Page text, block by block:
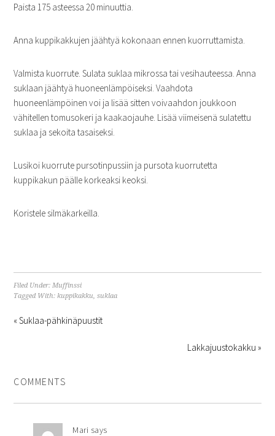
Paista 175 asteessa 20 minuuttia.
Anna kuppikakkujen jäähtyä kokonaan ennen kuorruttamista.
Valmista kuorrute. Sulata suklaa mikrossa tai vesihauteessa. Anna
suklaan jäähtyä huoneenlämpöiseksi. Vaahdota
huoneenlämpöinen voi ja lisää sitten voivaahdon joukkoon
vähitellen tomusokeri ja kaakaojauhe. Lisää viimeisenä sulatettu
suklaa ja sekoita tasaiseksi.
Lusikoi kuorrute pursotinpussiin ja pursota kuorrutetta
kuppikakun päälle korkeaksi keoksi.
Koristele silmäkarkeilla.
Filed Under:Muffinssi
Tagged With:kuppikakku,suklaa
« Suklaa-pähkinäpuustit
Lakkajuustokakku »
COMMENTS
Mari says